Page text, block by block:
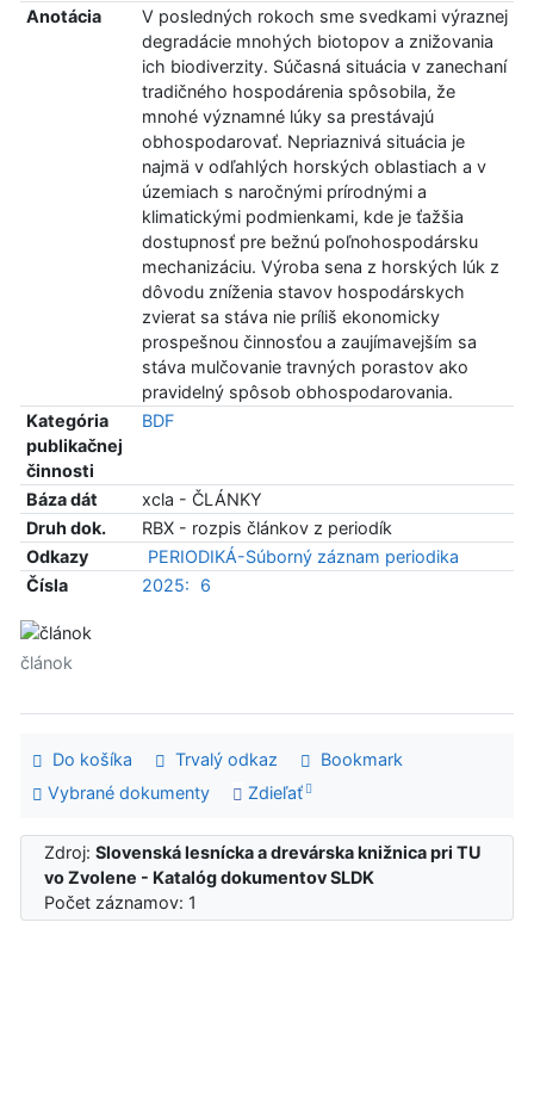
Anotácia
V posledných rokoch sme svedkami výraznej
degradácie mnohých biotopov a znižovania
ich biodiverzity. Súčasná situácia v zanechaní
tradičného hospodárenia spôsobila, že
mnohé významné lúky sa prestávajú
obhospodarovať. Nepriaznivá situácia je
najmä v odľahlých horských oblastiach a v
územiach s naročnými prírodnými a
klimatickými podmienkami, kde je ťažšia
dostupnosť pre bežnú poľnohospodársku
mechanizáciu. Výroba sena z horských lúk z
dôvodu zníženia stavov hospodárskych
zvierat sa stáva nie príliš ekonomicky
prospešnou činnosťou a zaujímavejším sa
stáva mulčovanie travných porastov ako
pravidelný spôsob obhospodarovania.
Kategória
publikačnej
činnosti
BDF
Báza dát
xcla - ČLÁNKY
Druh dok.
RBX - rozpis článkov z periodík
Odkazy
PERIODIKÁ-Súborný záznam periodika
Čísla
2025: 6
článok
Do košíka Trvalý odkaz
Bookmark
Vybrané dokumenty
Zdieľať
Zdroj:Slovenská lesnícka a drevárska knižnica pri TU
vo Zvolene - Katalóg dokumentov SLDK
Počet záznamov: 1